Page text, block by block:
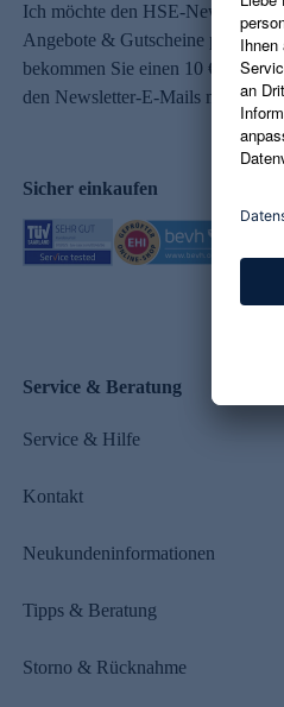
Ich möchte den HSE-Newsletter
Angebote & Gutscheine per E-
bekommen Sie einen 10 €
den Newsletter-E-Mails möglich.
Sicher einkaufen
Service & Beratung
Service & Hilfe
Kontakt
Neukundeninformationen
Tipps & Beratung
Storno & Rücknahme